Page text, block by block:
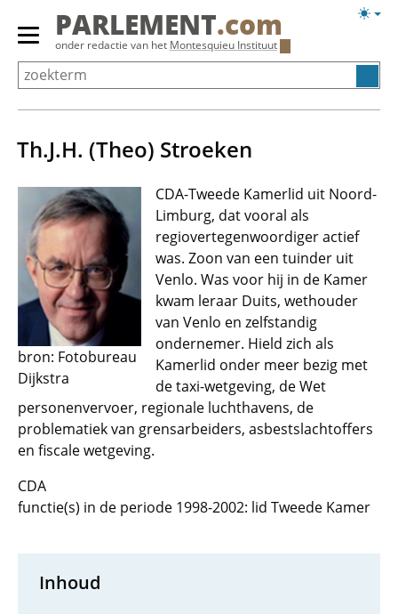
Overslaan
Primair
menu
tonen/verbergen
PARLEMENT.com
onder redactie van het Montesquieu Instituut
Th.J.H. (Theo) Stroeken
bron: Fotobureau
Dijkstra
CDA-Tweede Kamerlid uit Noord-
Limburg, dat vooral als
regiovertegenwoordiger actief
was. Zoon van een tuinder uit
Venlo. Was voor hij in de Kamer
kwam leraar Duits, wethouder
van Venlo en zelfstandig
ondernemer. Hield zich als
Kamerlid onder meer bezig met
de taxi-wetgeving, de Wet
personenvervoer, regionale luchthavens, de
problematiek van grensarbeiders, asbestslachtoffers
en fiscale wetgeving.
CDA
functie(s) in de periode 1998-2002: lid Tweede Kamer
Inhoud